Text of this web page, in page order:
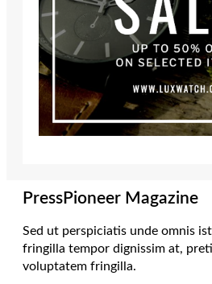
PressPioneer Magazine
Sed ut perspiciatis unde omnis
fringilla tempor dignissim at,
voluptatem fringilla.